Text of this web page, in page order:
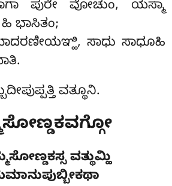
ಪುರೇ ವೋಚುಂ, ಯಸ್ಮಾ
ಹಿ ಭಾಸಿತಂ;
ಸಾಧು ಸಾಧೂಹಿ
ವತ್ಥೂನಿ.
ವತ್ಥುಮ್ಹಿ